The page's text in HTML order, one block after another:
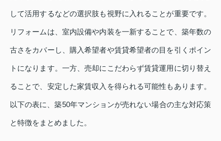
して活用するなどの選択肢も視野に入れることが重要です。
リフォームは、室内設備や内装を一新することで、築年数の
古さをカバーし、購入希望者や賃貸希望者の目を引くポイン
トになります。一方、売却にこだわらず賃貸運用に切り替え
ることで、安定した家賃収入を得られる可能性もあります。
以下の表に、築50年マンションが売れない場合の主な対応策
と特徴をまとめました。